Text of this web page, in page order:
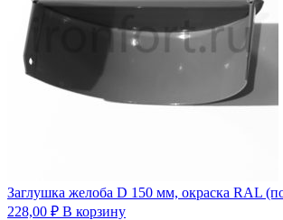
Заглушка желоба D 150 мм, окраска RAL
228,00 ₽ В корзину